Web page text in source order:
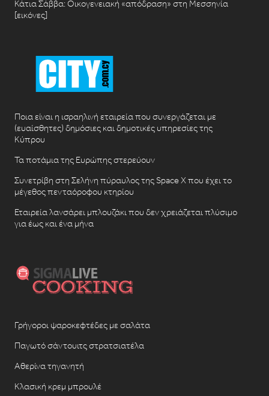
Κάτια Σάββα: Οικογενειακή «απόδραση» στη Μεσσηνία
[εικόνες]
Ποια είναι η ισραηλινή εταιρεία που συνεργάζεται με
(ευαίσθητες) δημόσιες και δημοτικές υπηρεσίες της
Κύπρου
Τα ποτάμια της Ευρώπης στερεύουν
Συνετρίβη στη Σελήνη πύραυλος της Space X που έχει το
μέγεθος πενταόροφου κτηρίου
Εταιρεία λανσάρει μπλουζάκι που δεν χρειάζεται πλύσιμο
για έως και ένα μήνα
Γρήγοροι ψαροκεφτέδες με σαλάτα
Παγωτό σάντουιτς στρατσιατέλα
Αθερίνα τηγανητή
Κλασική κρεμ μπρουλέ